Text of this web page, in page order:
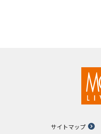
サイトマップ